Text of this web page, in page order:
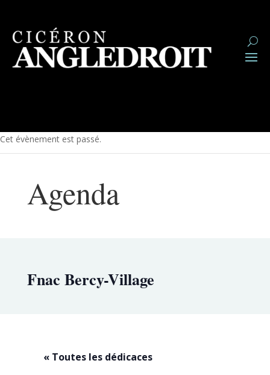
Cet évènement est passé.
Agenda
Fnac Bercy-Village
« Toutes les dédicaces